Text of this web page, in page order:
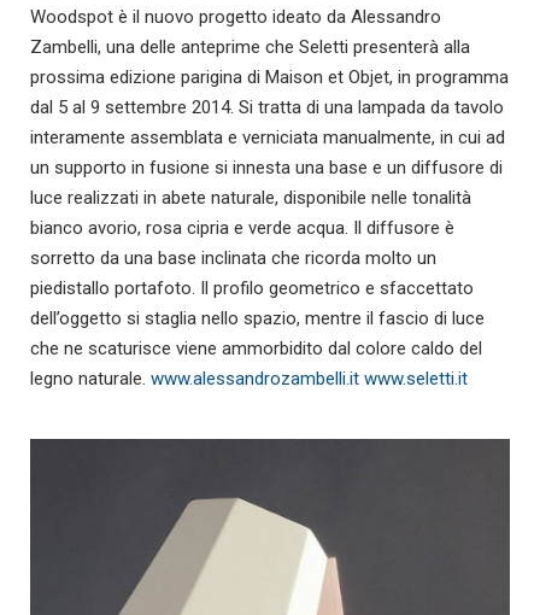
Woodspot è il nuovo progetto ideato da Alessandro
Zambelli, una delle anteprime che Seletti presenterà alla
prossima edizione parigina di Maison et Objet, in programma
dal 5 al 9 settembre 2014. Si tratta di una lampada da tavolo
interamente assemblata e verniciata manualmente, in cui ad
un supporto in fusione si innesta una base e un diffusore di
luce realizzati in abete naturale, disponibile nelle tonalità
bianco avorio, rosa cipria e verde acqua. Il diffusore è
sorretto da una base inclinata che ricorda molto un
piedistallo portafoto. Il profilo geometrico e sfaccettato
dell’oggetto si staglia nello spazio, mentre il fascio di luce
che ne scaturisce viene ammorbidito dal colore caldo del
legno naturale. www.alessandrozambelli.it www.seletti.it